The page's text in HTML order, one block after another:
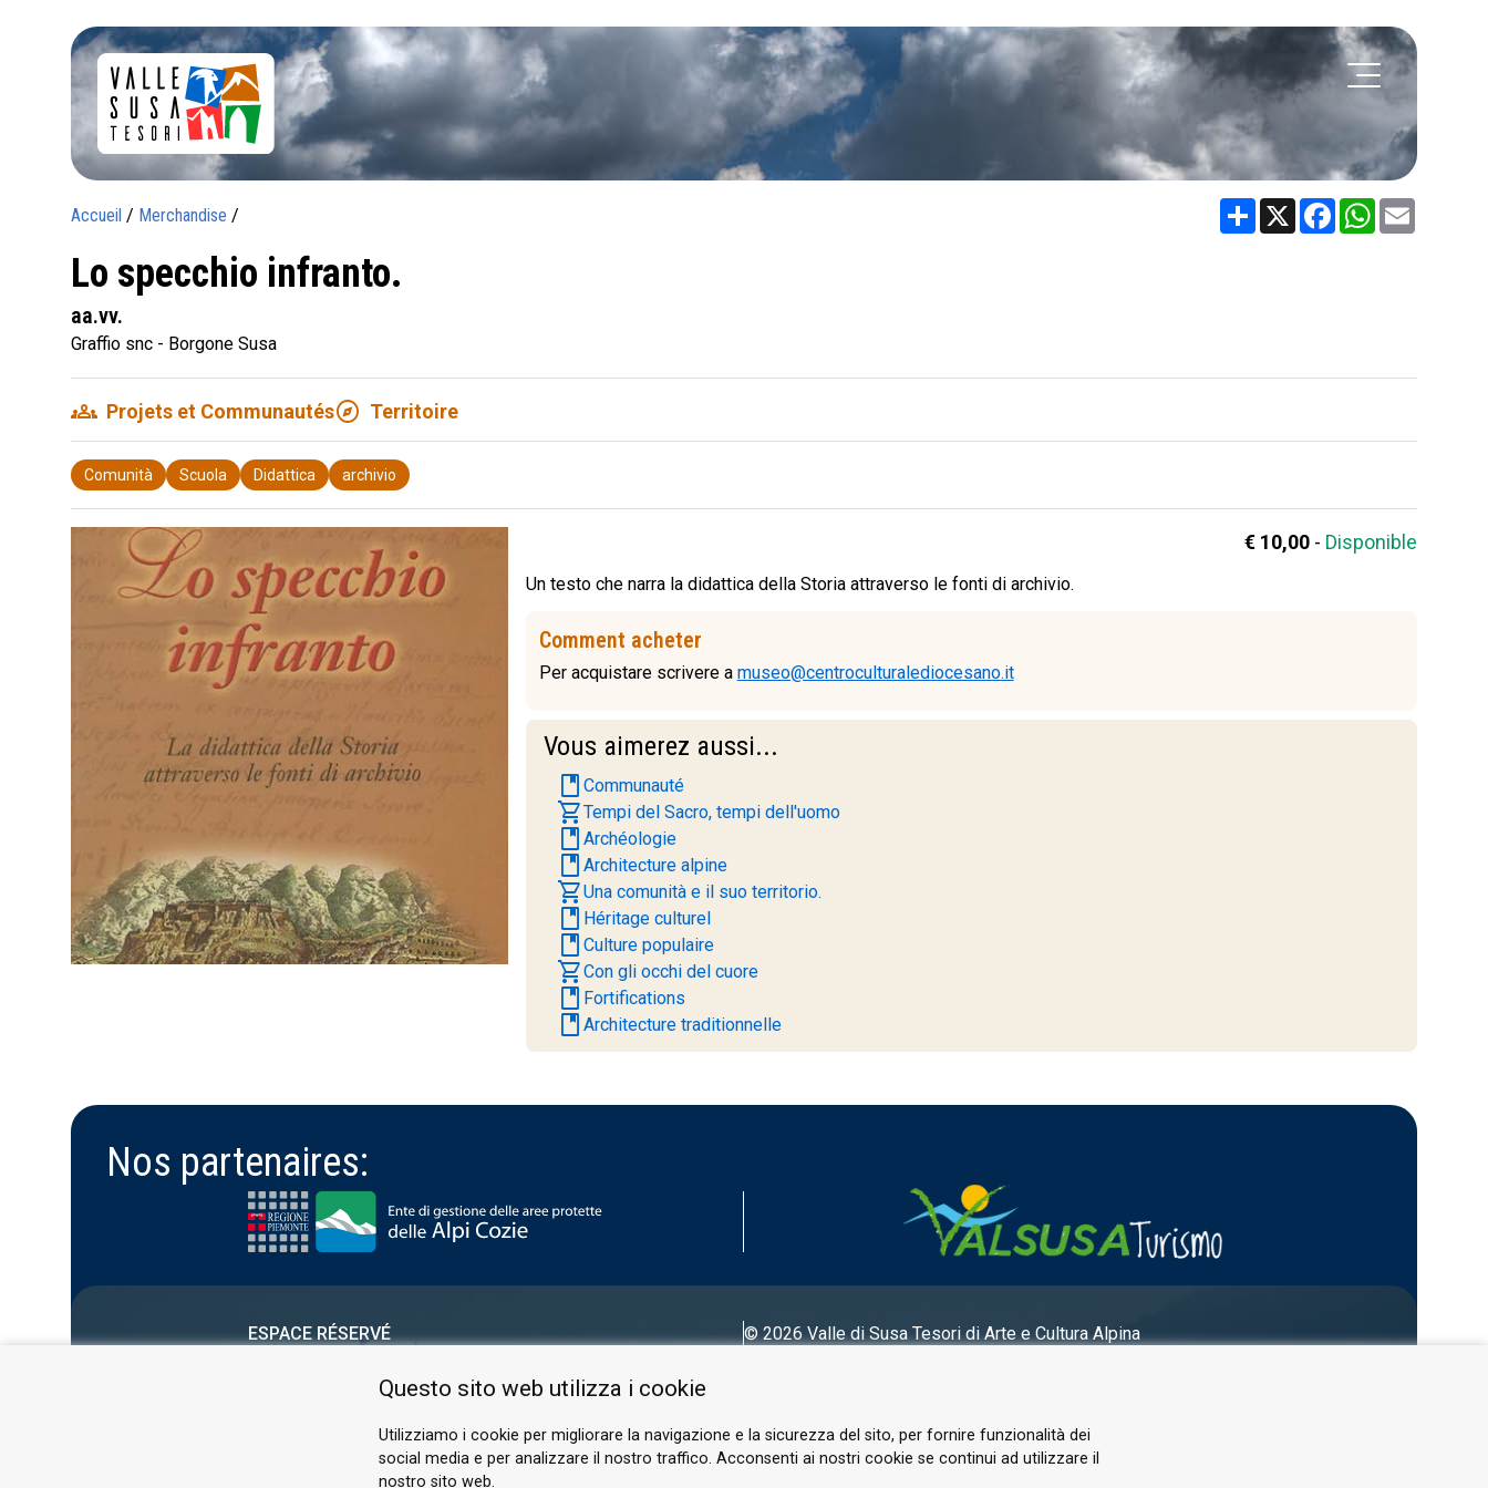
Accueil / Merchandise / Share X FacebookWhatsApp
Lo specchio infranto.
aa.vv.
Graffio snc - Borgone Susa
groups Projets et Communautésexplore Territoire
Comunità Scuola Didattica archivio
€ 10,00 - Disponible
Un testo che narra la didattica della Storia attraverso le fonti di archivio.
Comment acheter
Per acquistare scrivere a museo@centroculturalediocesano.it
Vous aimerez aussi...
book Communauté
shopping_cartTempi del Sacro, tempi dell'uomo
book Archéologie
book Architecture alpine
shopping_cartUna comunità e il suo territorio.
book Héritage culturel
book Culture populaire
shopping_cartCon gli occhi del cuore
book Fortifications
book Architecture traditionnelle
Nos partenaires:
ESPACE RÉSERVÉ
© 2026 Valle di SusaTesori di Arte e Cultura Alpina
Questo sito web utilizza i cookie
Utilizziamo i cookie per migliorare la navigazione e la sicurezza del sito, per fornire funzionalità dei
social media e per analizzare il nostro traffico. Acconsenti ai nostri cookie se continui ad utilizzare il
nostro sito web.